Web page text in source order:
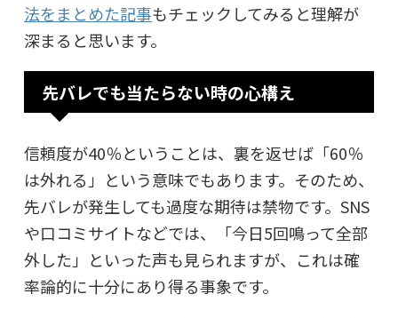
法をまとめた記事もチェックしてみると理解が
深まると思います。
先バレでも当たらない時の心構え
信頼度が40％ということは、裏を返せば「60％
は外れる」という意味でもあります。そのため、
先バレが発生しても過度な期待は禁物です。SNS
や口コミサイトなどでは、「今日5回鳴って全部
外した」といった声も見られますが、これは確
率論的に十分にあり得る事象です。